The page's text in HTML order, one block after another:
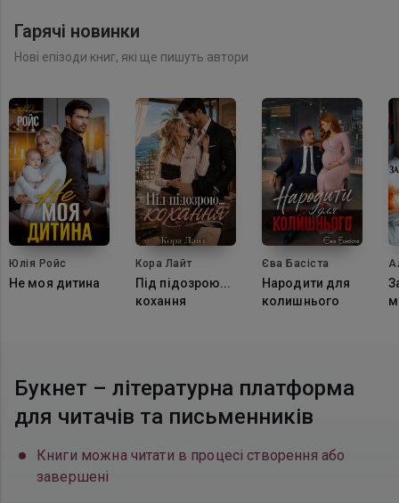
Гарячі новинки
Нові епізоди книг, які ще пишуть автори
Юлія Ройс
Не моя дитина
Кора Лайт
Під підозрою...
кохання
Єва Басіста
Народити для
колишнього
Букнет – літературна платформа
для читачів та письменників
Книги можна читати в процесі створення або
завершені